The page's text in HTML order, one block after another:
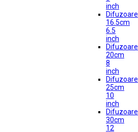
inch
Difuzoare
16.5cm
6.5
inch
Difuzoare
20cm
8
inch
Difuzoare
25cm
10
inch
Difuzoare
30cm
12